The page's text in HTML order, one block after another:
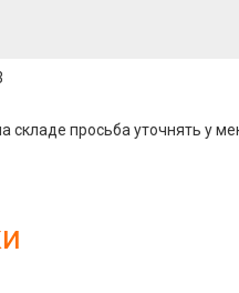
складе просьба уточнять у